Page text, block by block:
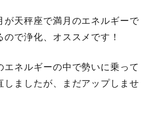
が天秤座で満月のエネルギーで
で浄化、オススメです！
エネルギーの中で勢いに乗って
しましたが、まだアップしませ